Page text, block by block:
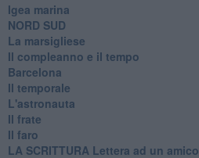
Igea marina
​NORD SUD
La marsigliese
Il compleanno e il tempo
Barcelona
Il temporale
L'astronauta
Il frate
Il faro
​LA SCRITTURA Lettera ad un amico